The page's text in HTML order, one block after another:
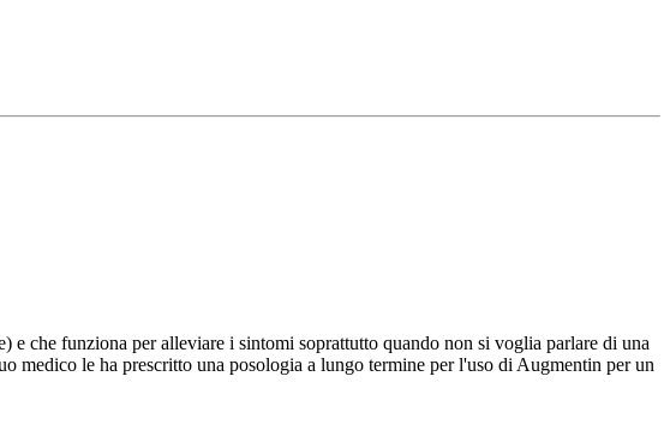
e che funziona per alleviare i sintomi soprattutto quando non si voglia parlare di una
medico le ha prescritto una posologia a lungo termine per l'uso di Augmentin per un